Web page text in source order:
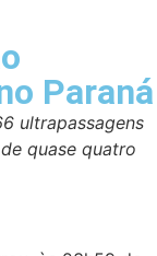
Paraná
ultrapassagens
quase quatro